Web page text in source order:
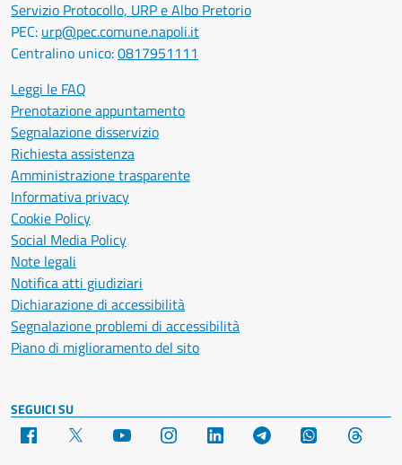
Servizio Protocollo, URP e Albo Pretorio
PEC: urp@pec.comune.napoli.it
Centralino unico:0817951111
Leggi le FAQ
Prenotazione appuntamento
Segnalazione disservizio
Richiesta assistenza
Amministrazione trasparente
Informativa privacy
Cookie Policy
Social Media Policy
Note legali
Notifica atti giudiziari
Dichiarazione di accessibilità
Segnalazione problemi di accessibilità
Piano di miglioramento del sito
SEGUICI SU
Facebook YouTube Instagram LinkedIn Telegram WhatsApp